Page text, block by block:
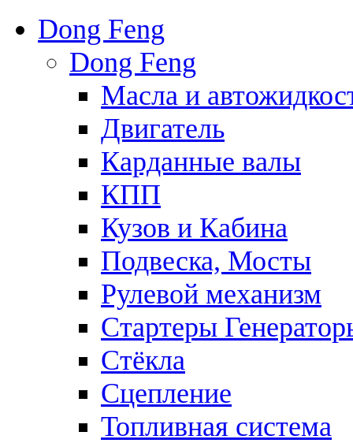
Dong Feng
Dong Feng
Масла и
Двигатель
Карданные валы
КПП
Кузов и Кабина
Подвеска, Мосты
Рулевой механизм
Стартеры
Стёкла
Сцепление
Топливная система